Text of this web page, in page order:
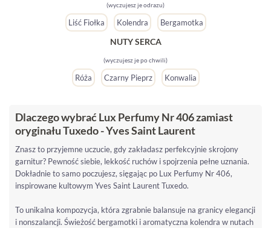
(wyczujesz je odrazu)
Liść Fiołka Kolendra Bergamotka
NUTY SERCA
(wyczujesz je po chwili)
Róża Czarny Pieprz Konwalia
Dlaczego wybrać Lux Perfumy Nr 406 zamiast
oryginału Tuxedo - Yves Saint Laurent
Znasz to przyjemne uczucie, gdy zakładasz perfekcyjnie skrojony
garnitur? Pewność siebie, lekkość ruchów i spojrzenia pełne uznania.
Dokładnie to samo poczujesz, sięgając po Lux Perfumy Nr 406,
inspirowane kultowym Yves Saint Laurent Tuxedo.
To unikalna kompozycja, która zgrabnie balansuje na granicy elegancji
i nonszalancji. Świeżość bergamotki i aromatyczna kolendra w nutach